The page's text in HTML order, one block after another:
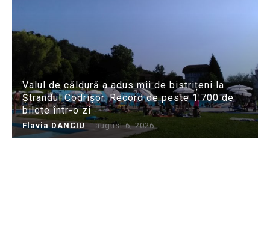
Valul de căldură a adus mii de bistrițeni la
Ștrandul Codrișor. Record de peste 1.700 de
bilete într-o zi
Flavia DANCIU - august 6, 2026